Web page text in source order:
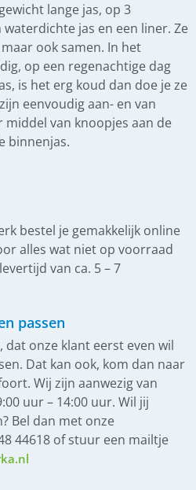
lange jas, op 3
jas en een liner. Ze
ook samen. In het
op een regenachtige dag
is het erg koud dan doe je ze
eenvoudig aan- en van
van knoopjes aan de
binnenjas.
bestel je gemakkelijk online
alles wat niet op voorraad
van ca. 5 – 7
passen
onze klant eerst even wil
Dat kan ook, kom dan naar
Wij zijn aanwezig van
uur – 14:00 uur. Wil jij
Bel dan met onze
44618 of stuur een mailtje